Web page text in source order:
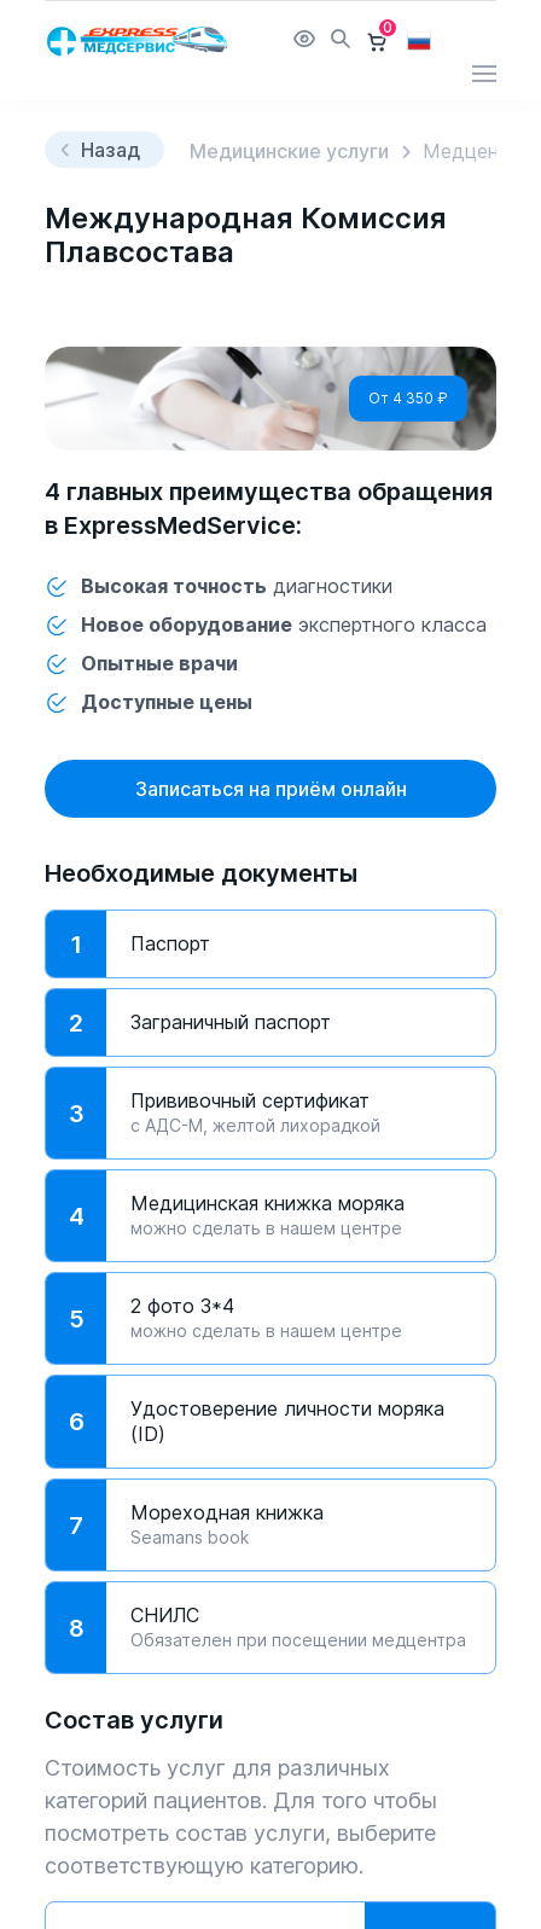
0
Назад Медицинские услуги Медцентр
Международная Комиссия
Плавсостава
4 главных преимущества обращения
в ExpressMedService:
Высокая точность диагностики
Новое оборудование экспертного класса
Опытные врачи
Доступные цены
Записаться на приём онлайн
От 4 350₽
Необходимые документы
1 Паспорт
2 Заграничный паспорт
3 Прививочный сертификат
с АДС-М, желтой лихорадкой
4 Медицинская книжка моряка
можно сделать в нашем центре
5 2 фото 3*4
можно сделать в нашем центре
6
Удостоверение личности моряка
(ID)
7 Мореходная книжка
Seamans book
8 СНИЛС
Обязателен при посещении медцентра
Состав услуги
Стоимость услуг для различных
категорий пациентов. Для того чтобы
посмотреть состав услуги, выберите
соответствующую категорию.